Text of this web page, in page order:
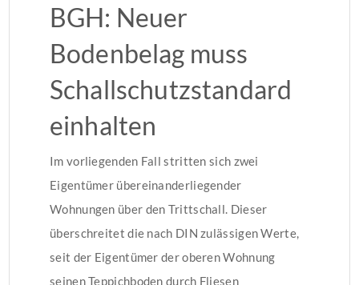
BGH: Neuer
Bodenbelag muss
Schallschutzstandard
einhalten
Im vorliegenden Fall stritten sich zwei
Eigentümer übereinanderliegender
Wohnungen über den Trittschall. Dieser
überschreitet die nach DIN zulässigen Werte,
seit der Eigentümer der oberen Wohnung
seinen Teppichboden durch Fliesen